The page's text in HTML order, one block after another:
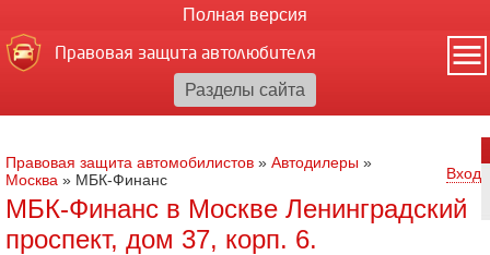
Полная версия
Правовая защита автолюбителя
Правовая защита автомобилистов » Автодилеры »
Москва » МБК-Финанс Вход
МБК-Финанс в Москве Ленинградский
проспект, дом 37, корп. 6.